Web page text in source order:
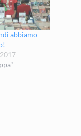
abbiamo